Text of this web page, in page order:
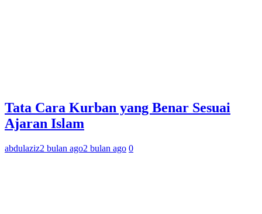
Tata Cara Kurban yang Benar Sesuai
Ajaran Islam
abdulaziz2 bulan ago2 bulan ago 0